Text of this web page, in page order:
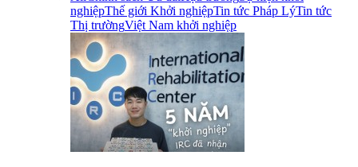
nghiệpThế giới Khởi nghiệpTin tức Pháp LýTin tức
Thị trườngViệt Nam khởi nghiệp